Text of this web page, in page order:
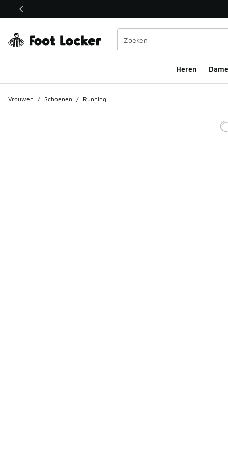
Deze link wordt geopend in een nieuw venster
Heren
Vrouwen / Schoenen / Running